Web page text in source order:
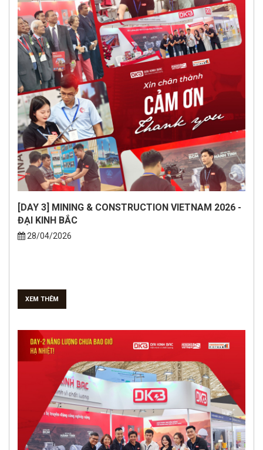
[DAY 3] MINING & CONSTRUCTION VIETNAM 2026 -
ĐẠI KINH BẮC
28/04/2026
XEM THÊM